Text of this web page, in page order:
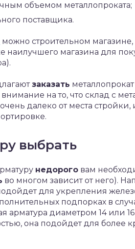
объемом металлопроката;
поставщика.
можно строительном
наилучшего магазина для
заказать металлопрокат
на то, что склад с
далеко от места стройки,
выбрать
недорого вам
во многом зависит от него).
для укрепления
подпорках в
арматура диаметром 14 или
она подойдет для более